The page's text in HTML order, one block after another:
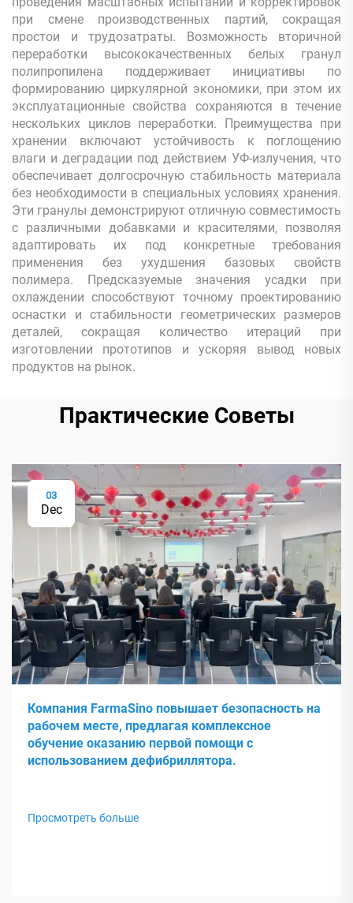
при смене производственных партий, сокращая
простои и трудозатраты. Возможность вторичной
переработки высококачественных белых гранул
полипропилена поддерживает инициативы по
формированию циркулярной экономики, при этом их
эксплуатационные свойства сохраняются в течение
нескольких циклов переработки. Преимущества при
хранении включают устойчивость к поглощению
влаги и деградации под действием УФ-излучения, что
обеспечивает долгосрочную стабильность материала
без необходимости в специальных условиях хранения.
Эти гранулы демонстрируют отличную совместимость
с различными добавками и красителями, позволяя
адаптировать их под конкретные требования
применения без ухудшения базовых свойств
полимера. Предсказуемые значения усадки при
охлаждении способствуют точному проектированию
оснастки и стабильности геометрических размеров
деталей, сокращая количество итераций при
изготовлении прототипов и ускоряя вывод новых
продуктов на рынок.
Практические Советы
03
Dec
Компания FarmaSino повышает безопасность на
рабочем месте, предлагая комплексное
обучение оказанию первой помощи с
использованием дефибриллятора.
Просмотреть больше